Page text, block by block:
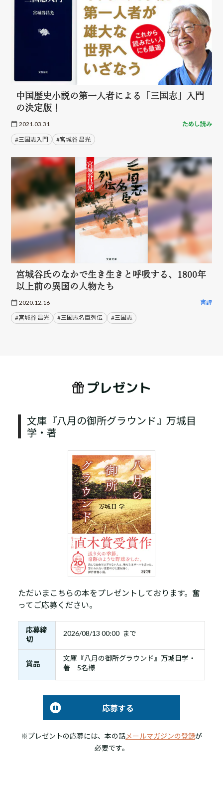
中国歴史小説の第一人者による「三国志」入門
の決定版！
2021.03.31 ためし読み
#三国志入門 #宮城谷 昌光
宮城谷氏のなかで生き生きと呼吸する、1800年
以上前の異国の人物たち
2020.12.16 書評
#宮城谷 昌光 #三国志名臣列伝 #三国志
プレゼント
文庫『八月の御所グラウンド』万城目
学・著
ただいまこちらの本をプレゼントしております。奮
ってご応募ください。
応募締
切
2026/08/13 00:00 まで
賞品
文庫『八月の御所グラウンド』万城目学・
著 5名様
応募する
※プレゼントの応募には、本の話メールマガジンの登録が
必要です。